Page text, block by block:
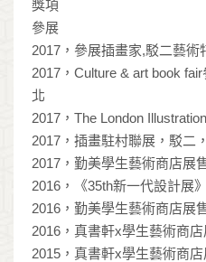
獎項
參展
2017，參展插畫家,駁二藝術
2017，Culture & art book
北
2017，The London
2017，插畫駐村聯展，駁二
2017，勤美學生藝術商店展
2016，《35th新一代設計展
2016，勤美學生藝術商店展
2016，真書軒x學生藝術商
2015，真書軒x學生藝術商